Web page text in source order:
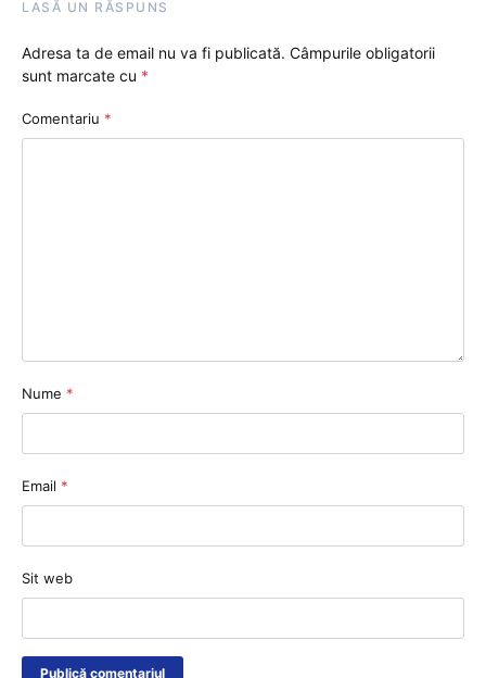
LASĂ UN RĂSPUNS
Adresa ta de email nu va fi publicată. Câmpurile obligatorii
sunt marcate cu *
Comentariu *
Nume *
Email *
Sit web